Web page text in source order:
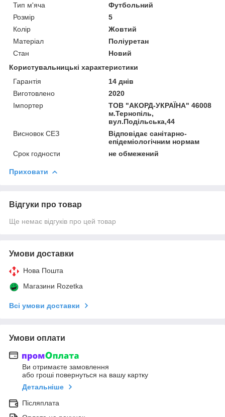
Тип м'яча
Футбольний
Розмір
5
Колір
Жовтий
Матеріал
Поліуретан
Стан
Новий
Користувальницькі характеристики
Гарантія
14 днів
Виготовлено
2020
Імпортер
ТОВ "АКОРД-УКРАЇНА" 46008
м.Тернопіль,
вул.Подільська,44
Висновок СЕЗ
Відповідає санітарно-
епідеміологічним нормам
Срок годности
не обмежений
Приховати
Відгуки про товар
Ще немає відгуків про цей товар
Умови доставки
Нова Пошта
Магазини Rozetka
Всі умови доставки
Умови оплати
Ви отримаєте замовлення
або гроші повернуться на вашу картку
Детальніше
Післяплата